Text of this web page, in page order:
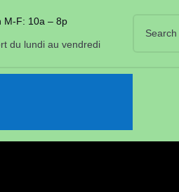
M-F: 10a – 8p
du lundi au vendredi